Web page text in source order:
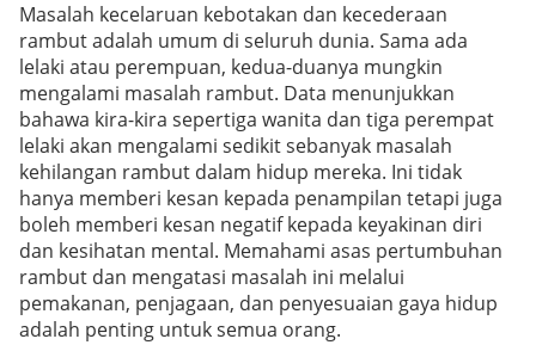
Masalah kecelaruan kebotakan dan kecederaan
rambut adalah umum di seluruh dunia. Sama ada
lelaki atau perempuan, kedua-duanya mungkin
mengalami masalah rambut. Data menunjukkan
bahawa kira-kira sepertiga wanita dan tiga perempat
lelaki akan mengalami sedikit sebanyak masalah
kehilangan rambut dalam hidup mereka. Ini tidak
hanya memberi kesan kepada penampilan tetapi juga
boleh memberi kesan negatif kepada keyakinan diri
dan kesihatan mental. Memahami asas pertumbuhan
rambut dan mengatasi masalah ini melalui
pemakanan, penjagaan, dan penyesuaian gaya hidup
adalah penting untuk semua orang.